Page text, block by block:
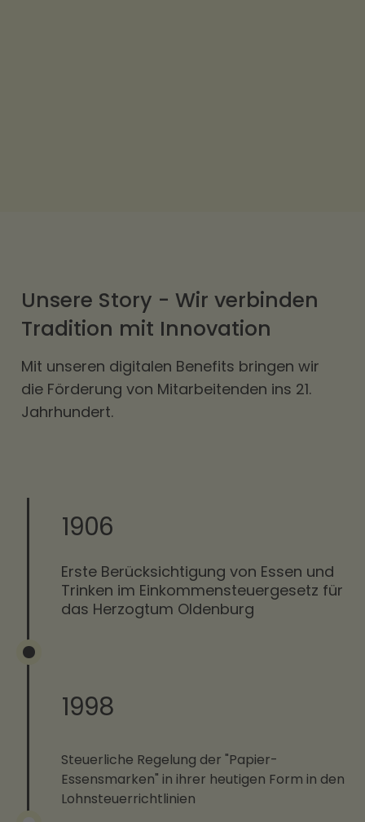
Unsere Story - Wir verbinden
Tradition mit Innovation
Mit unseren digitalen Benefits bringen wir
die Förderung von Mitarbeitenden ins 21.
Jahrhundert.
1906
Erste Berücksichtigung von Essen und
Trinken im Einkommensteuergesetz für
das Herzogtum Oldenburg
1998
Steuerliche Regelung der "Papier-
Essensmarken" in ihrer heutigen Form in den
Lohnsteuerrichtlinien